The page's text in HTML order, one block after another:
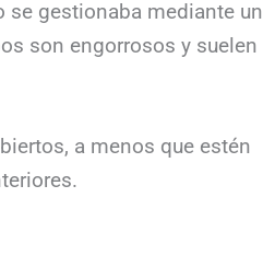
se gestionaba mediante un
son engorrosos y suelen
a menos que estén